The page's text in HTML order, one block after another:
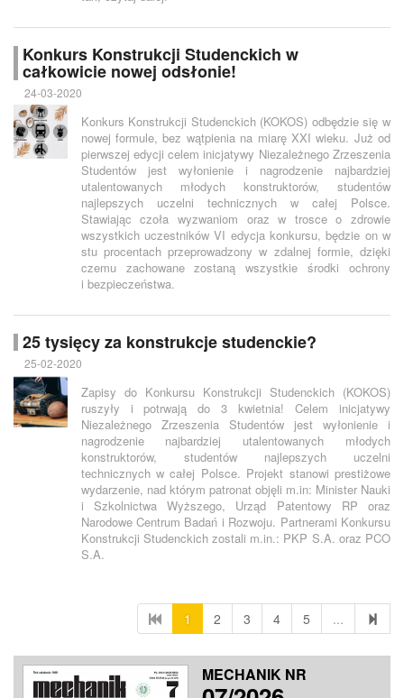
Konkurs Konstrukcji Studenckich w
całkowicie nowej odsłonie!
24-03-2020
Konkurs Konstrukcji Studenckich (KOKOS) odbędzie się w
nowej formule, bez wątpienia na miarę XXI wieku. Już od
pierwszej edycji celem inicjatywy Niezależnego Zrzeszenia
Studentów jest wyłonienie i nagrodzenie najbardziej
utalentowanych młodych konstruktorów, studentów
najlepszych uczelni technicznych w całej Polsce.
Stawiając czoła wyzwaniom oraz w trosce o zdrowie
wszystkich uczestników VI edycja konkursu, będzie on w
stu procentach przeprowadzony w zdalnej formie, dzięki
czemu zachowane zostaną wszystkie środki ochrony
i bezpieczeństwa.
25 tysięcy za konstrukcje studenckie?
25-02-2020
Zapisy do Konkursu Konstrukcji Studenckich (KOKOS)
ruszyły i potrwają do 3 kwietnia! Celem inicjatywy
Niezależnego Zrzeszenia Studentów jest wyłonienie i
nagrodzenie najbardziej utalentowanych młodych
konstruktorów, studentów najlepszych uczelni
technicznych w całej Polsce. Projekt stanowi prestiżowe
wydarzenie, nad którym patronat objęli m.in: Minister Nauki
i Szkolnictwa Wyższego, Urząd Patentowy RP oraz
Narodowe Centrum Badań i Rozwoju. Partnerami Konkursu
Konstrukcji Studenckich zostali m.in.: PKP S.A. oraz PCO
S.A.
1 2 3 4 5 ...
MECHANIK NR